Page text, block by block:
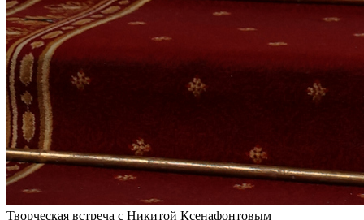
Творческая встреча с Никитой Ксенафонтовым